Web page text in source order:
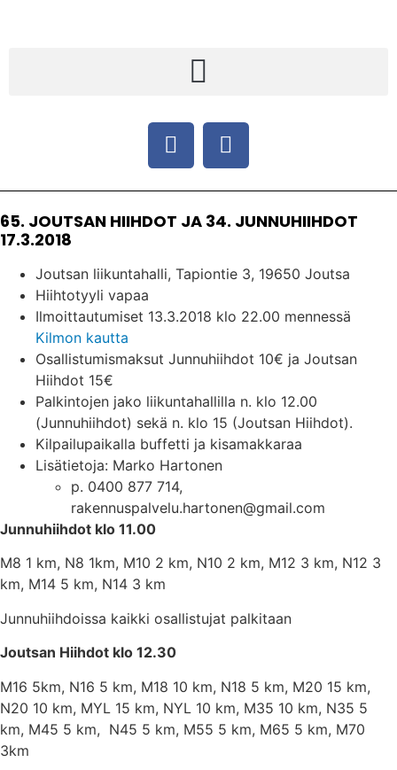
65. JOUTSAN HIIHDOT JA 34. JUNNUHIIHDOT
17.3.2018
Joutsan liikuntahalli, Tapiontie 3, 19650 Joutsa
Hiihtotyyli vapaa
Ilmoittautumiset 13.3.2018 klo 22.00 mennessä
Kilmon kautta
Osallistumismaksut Junnuhiihdot 10€ ja Joutsan
Hiihdot 15€
Palkintojen jako liikuntahallilla n. klo 12.00
(Junnuhiihdot) sekä n. klo 15 (Joutsan Hiihdot).
Kilpailupaikalla buffetti ja kisamakkaraa
Lisätietoja: Marko Hartonen
p. 0400 877 714,
rakennuspalvelu.hartonen@gmail.com
Junnuhiihdot klo 11.00
M8 1 km, N8 1km, M10 2 km, N10 2 km, M12 3 km, N12 3
km, M14 5 km, N14 3 km
Junnuhiihdoissa kaikki osallistujat palkitaan
Joutsan Hiihdot klo 12.30
M16 5km, N16 5 km, M18 10 km, N18 5 km, M20 15 km,
N20 10 km, MYL 15 km, NYL 10 km, M35 10 km, N35 5
km, M45 5 km, N45 5 km, M55 5 km, M65 5 km, M70
3km